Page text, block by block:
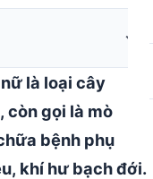
là loại cây
còn gọi là mò
bệnh phụ
khí hư bạch đới.